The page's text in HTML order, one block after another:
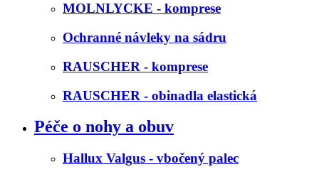
MOLNLYCKE - komprese
Ochranné návleky na sádru
RAUSCHER - komprese
RAUSCHER - obinadla elastická
Péče o nohy a obuv
Hallux Valgus - vbočený palec